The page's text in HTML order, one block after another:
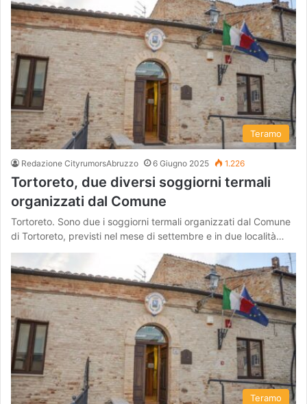
Teramo
Redazione CityrumorsAbruzzo 6 Giugno 2025 1.226
Tortoreto, due diversi soggiorni termali
organizzati dal Comune
Tortoreto. Sono due i soggiorni termali organizzati dal Comune
di Tortoreto, previsti nel mese di settembre e in due località…
Teramo